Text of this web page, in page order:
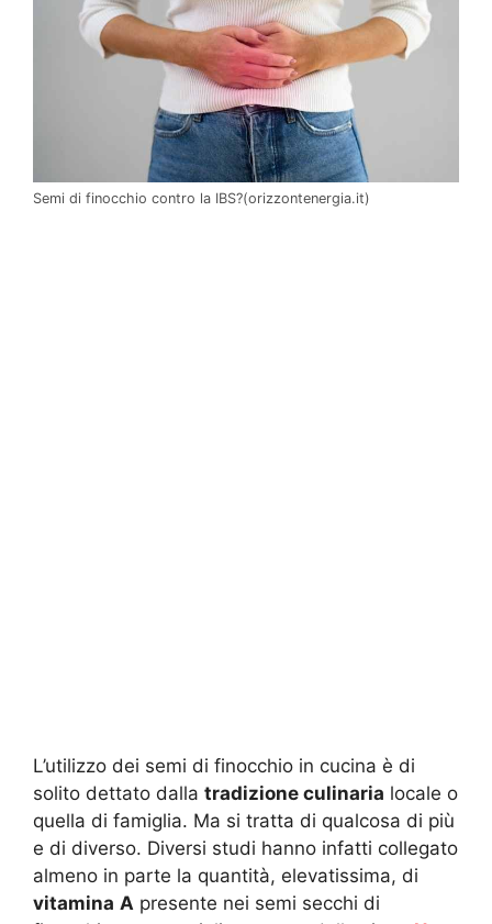
Semi di finocchio contro la IBS?(orizzontenergia.it)
L’utilizzo dei semi di finocchio in cucina è di
solito dettato dalla tradizione culinaria locale o
quella di famiglia. Ma si tratta di qualcosa di più
e di diverso. Diversi studi hanno infatti collegato
almeno in parte la quantità, elevatissima, di
vitamina A presente nei semi secchi di